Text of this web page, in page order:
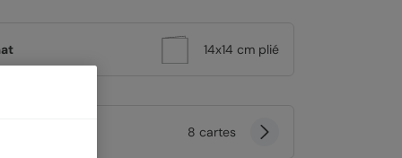
14x14 cm plié
8 cartes